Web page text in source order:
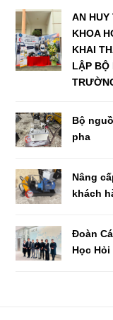
AN HUY
KHOA
KHAI
LẬP BỘ
Bộ
pha
Nâng
khách
Đoàn
Học